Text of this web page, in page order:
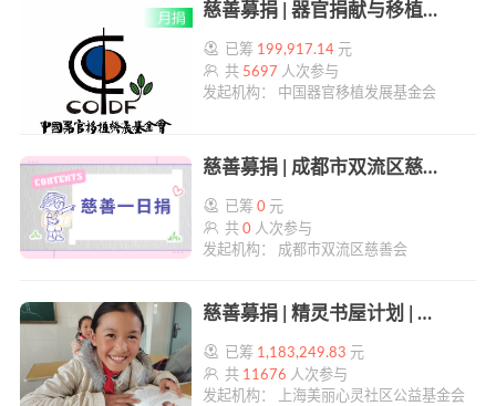
慈善募捐 | 器官捐献与移植事业公开募捐项目（月捐） | 帮帮公益
已筹 199,917.14 元
共 5697 人次参与
发起机构： 中国器官移植发展基金会
慈善募捐 | 成都市双流区慈善会“慈善一日捐” | 帮帮公益
已筹0 元
共0 人次参与
发起机构： 成都市双流区慈善会
慈善募捐 | 精灵书屋计划 | 帮帮公益
已筹 1,183,249.83 元
共 11676 人次参与
发起机构： 上海美丽心灵社区公益基金会